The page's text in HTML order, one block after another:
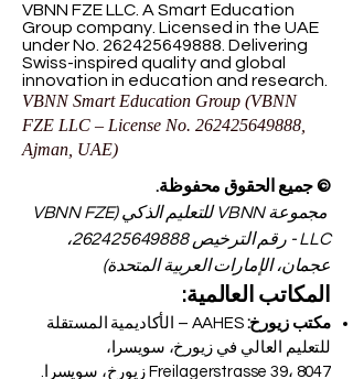
VBNN FZE LLC. A Smart Education
Group company. Licensed in the UAE
under No. 262425649888. Delivering
Swiss-inspired quality and global
innovation in education and research.
VBNN Smart Education Group (VBNN
FZE LLC – License No. 262425649888
Ajman, UAE)
© جميع الحقوق محفوظة.
مجموعة VBNN للتعليم الذكي (VBNN FZE
LLC - رقم الترخيص
262425649888،
عجمان، الإمارات العربية المتحدة)
المكاتب العالمية:
مكتب زيورخ:
AAHES – الأكاديمية المستقلة
للتعليم العالي في زيورخ، سويسرا،
Freilagerstrasse 39، 8047 زيورخ، سويسرا.